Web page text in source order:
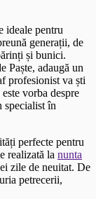
ideale pentru
generații, de
și bunici.
Paște, adaugă un
profesionist va ști
vorba despre
specialist în
perfecte pentru
realizată la nunta
zile de neuitat. De
petrecerii,